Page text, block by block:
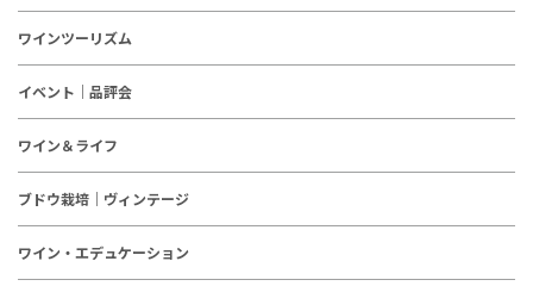
ワインツーリズム
イベント｜品評会
ワイン＆ライフ
ブドウ栽培｜ヴィンテージ
ワイン・エデュケーション